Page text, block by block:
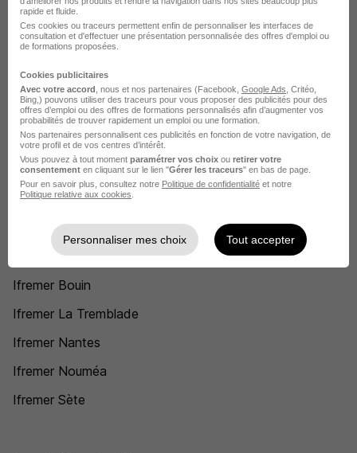
Administrateur fonctionnel Ifremer
Chargé d'opération Ifremer
Généticien Ifremer
Voir plus
Voir toutes les offres par métier chez Ifremer
Ifremer Plouzané
Ifremer Bouin
Ifremer La Tremblade
Ifremer Nantes
Ifremer Nouméa
Ifremer Sète
rapide et fluide.
Ces cookies ou traceurs permettent enfin de personnaliser les interfaces de
consultation et d'effectuer une présentation personnalisée des offres d'emploi ou
de formations proposées.
Cookies publicitaires
Avec votre accord , nous et nos partenaires (Facebook, Google Ads , Critéo,
Bing,) pouvons utiliser des traceurs pour vous proposer des publicités pour des
offres d’emploi ou des offres de formations personnalisés afin d’augmenter vos
probabilités de trouver rapidement un emploi ou une formation.
Nos partenaires personnalisent ces publicités en fonction de votre navigation, de
votre profil et de vos centres d’intérêt.
Vous pouvez à tout moment paramétrer vos choix ou retirer votre
consentement en cliquant sur le lien "Gérer les traceurs" en bas de page.
Pour en savoir plus, consultez notre Politique de confidentialité et notre
Politique relative aux cookies
Personnaliser mes choix Tout accepter